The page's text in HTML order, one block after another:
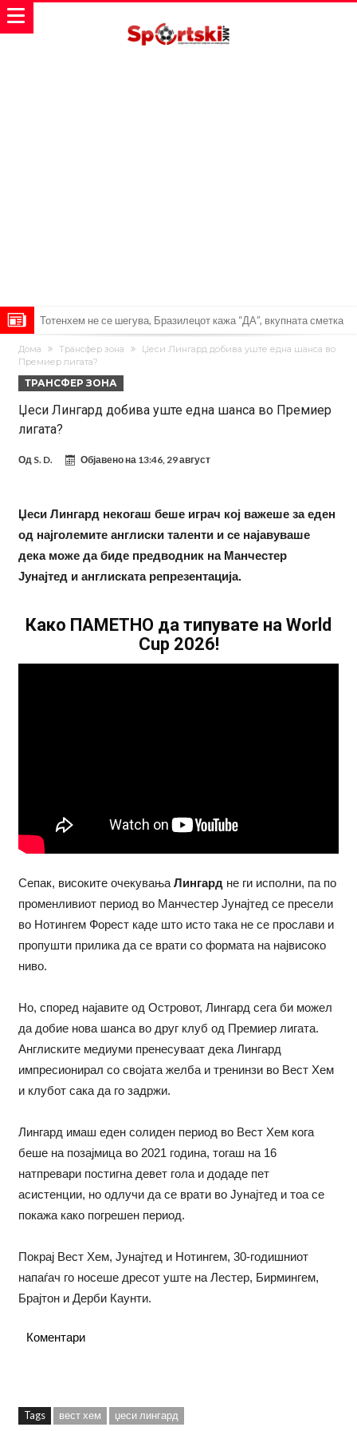
Тотенхем не се шегува, Бразилецот кажа “ДА”, вкупната сметка
скоро 350.000.000!
Бразилски фудбалер за малку не настрада поради невнимание
откако даде гол
Лукаку заминува, Наполи носи замена од Арсенал
Звезда на Реал зборува за тоа како е да се работи со Мурињо:
Зборовите одекнаа низ Шпанија
Одењето на Араухо го натера Флик на итен потег, дури и управата
на клубот е изненадена
Барселона и Сити без договор за трансфер на Родри
Ференцварош по натпреварот
Арсенал и Манчестер Јунајтед сакаат напаѓач од Интер: Цената е
85 милиони евра
Манчестер Сити за 100 милиони евра ја носи сензацијата од СП
Се подготвува фудбалска предавство какво што не е видено од
Дома Трансфер зона
Џеси Лингард добива уште една шанса во
Премиер лигата?
ТРАНСФЕР ЗОНА
Џеси Лингард добива уште една шанса во Премиер
лигата?
Од S. D. Објавено на 13:46, 29 август
Џеси Лингард некогаш беше играч кој важеше за еден
од најголемите англиски таленти и се најавуваше
дека може да биде предводник на Манчестер
Јунајтед и англиската репрезентација.
Како ПАМЕТНО да типувате на World
Cup 2026!
Сепак, високите очекувања Лингард не ги исполни, па по
променливиот период во Манчестер Јунајтед се пресели
во Нотингем Форест каде што исто така не се прослави и
пропушти прилика да се врати со формата на највисоко
ниво.
Но, според најавите од Островот, Лингард сега би можел
да добие нова шанса во друг клуб од Премиер лигата.
Англиските медиуми пренесуваат дека Лингард
импресионирал со својата желба и тренинзи во Вест Хем
и клубот сака да го задржи.
Лингард имаш еден солиден период во Вест Хем кога
беше на позајмица во 2021 година, тогаш на 16
натпревари постигна девет гола и додаде пет
асистенции, но одлучи да се врати во Јунајтед и тоа се
покажа како погрешен период.
Покрај Вест Хем, Јунајтед и Нотингем, 30-годишниот
напаѓач го носеше дресот уште на Лестер, Бирмингем,
Брајтон и Дерби Каунти.
Коментари
Tags вест хем џеси лингард